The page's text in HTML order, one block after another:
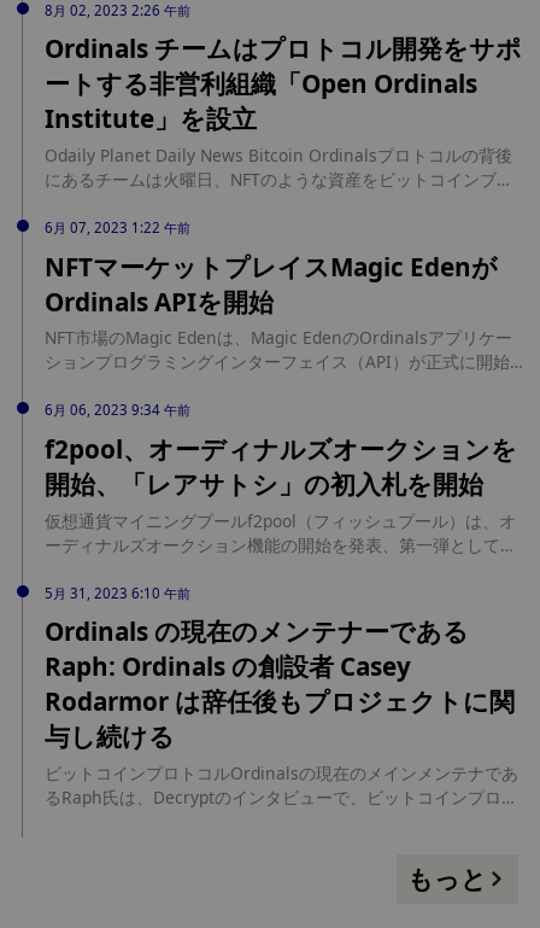
ットコインの取引量の84.9％を占めている。" 8月17日に発表
されたDappRadarの以前のレポートによると、ビットコイン
NFTの売上高は5月のピーク時の4億5200万ドルから8月には
300万ドルに減少し、取引件数は97％減少して20,571件となっ
た。ただし、これはNFTに限ったことで、実際のインスクリプ
ション活動は活発なままだった。(コインテレグラフ)
8月 02, 2023 2:26 午前
Ordinals チームはプロトコル開発をサポ
ートする非営利組織「Open Ordinals
Institute」を設立
Odaily Planet Daily News Bitcoin Ordinalsプロトコルの背後
にあるチームは火曜日、NFTのような資産をビットコインブロ
トする非営利組織「Open Ordinals Institute」を設立したと発
表した。 カリフォルニアに本拠を置くこの組織は、プロジェク
トの匿名の主任管理者である Raph を含む開発者の中核チーム
に資金を提供することで、プロトコルの開発を支援していると
考えられています。ラフ氏は、非営利組織への移行には主に税
金の問題が伴うと述べた。 IRSの承認が得られるまで、
Ordinalsの開発チーム（過去にはRodarmorによって個人的に
ことができる。以前は、Rodarmor と Raph に提供された資金
は、税務上個人的な贈与として分類されていました。 ラフ氏に
よると、同組織の取締役会には、自身、ロダルモール氏、ポッ
ドキャスト「ヘル・マネー」の司会者エリン・レッドウィング
氏、オーディナルズの技術研究者オーディナリー氏（仮名）を
含む4人が就任する予定だという。 さらに、Ordinals チームは
新情報を投稿し、プロジェクト開発に関連するその他のリソー
スを提供します。 Dune Analytics ダッシュボードによると、
火曜日、オーディナルズの碑文造幣局の総数は 2,100 万個を超
えました。 (復号化)
6月 07, 2023 1:22 午前
NFTマーケットプレイスMagic Edenが
Ordinals APIを開始
NFT市場のMagic Edenは、Magic EdenのOrdinalsアプリケー
ションプログラミングインターフェイス（API）が正式に開始
キュメントが公式Webサイトプラットフォームで公開されたと
発表しました。
6月 06, 2023 9:34 午前
f2pool、オーディナルズオークションを
開始、「レアサトシ」の初入札を開始
仮想通貨マイニングプールf2pool（フィッシュプール）は、オ
ーディナルズオークション機能の開始を発表、第一弾としてア
基本価格は288USDTに設定される。オークションの最初のバッ
チは 24 時間継続し、USDT による入札をサポートします。 1
サトシはビットコインの最小単位であり、Ordinals プロトコル
によれば、各ブロックで最初にソートされたサトシが「レア サ
トシ」となります。ビットコインの周期的なイベントに従っ
て、最初に採掘されたサトシブロックにはさまざまな希少性レ
ベルがあります。 f2pool はコレクターが入札できるよう、定
期的にレアなサトシをオークション ページに出品します。
5月 31, 2023 6:10 午前
Ordinals の現在のメンテナーである
Raph: Ordinals の創設者 Casey
Rodarmor は辞任後もプロジェクトに関
与し続ける
ビットコインプロトコルOrdinalsの現在のメインメンテナであ
るRaph氏は、Decryptのインタビューで、ビットコインプロト
Raphに引き継いだものの、ロダルモールは完全に消えたわけ
ではなく、今後もプロジェクトに関与していく予定だが、ロダ
もっと